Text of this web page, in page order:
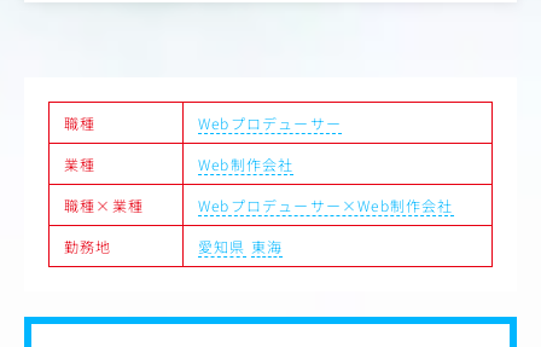
・伝統工芸品である「岐阜提灯」を販売する企業のECサイ
ト制作
・陶器の町・土岐市の老舗陶器メーカーのブランド＆ECサ
イト制作
・TVにも取り上げられる人気シャワーヘッドのブランドサ
イト制作
・岐阜県の大手建設会社の採用サイト制作
・全国で人気の車パーツメーカーのブランドサイト制作
・全国トップ3に入る特許事務所のコーポレートサイト制
職種
Webプロデューサー
業種
Web制作会社
職種×業種
Webプロデューサー×Web制作会社
勤務地
愛知県 東海